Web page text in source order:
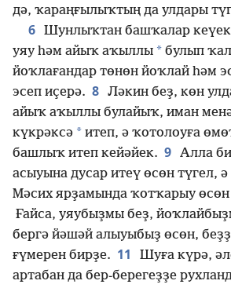
дә, ҡараңғылыҡтың да улдары
6 Шунлыҡтан башҡалар
уяу һәм айыҡ аҡыллы * булып
йоҡлағандар төнөн йоҡлай һәм
эсеп иҫерә. 8 Ләкин беҙ, көн
айыҡ аҡыллы булайыҡ, иман
күкрәксә * итеп, ә ҡотолоуға
башлыҡ итеп кейәйек. 9 Алла
асыуына дусар итеү өсөн түгел,
Мәсих ярҙамында ҡотҡарыу
Ғайса, уяубыҙмы беҙ,
бергә йәшәй алыуыбыҙ өсөн,
ғүмерен бирҙе. 11
Шуға күрә,
артабан да бер-берегеҙҙе